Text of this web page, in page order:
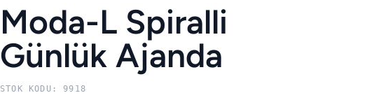
Moda-L Spiralli
Günlük Ajanda
STOK KODU: 9918